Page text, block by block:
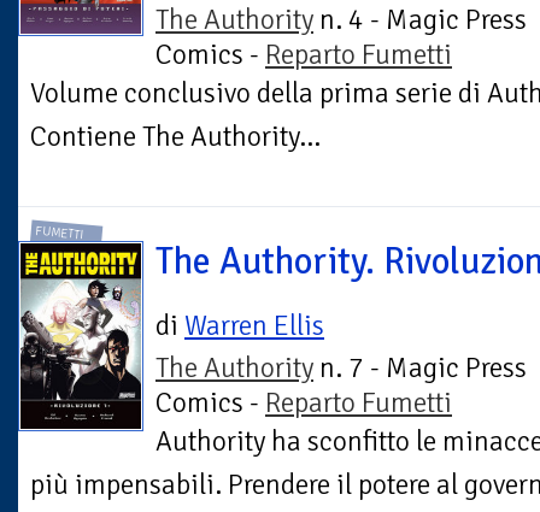
The Authority n. 4 - Magic Press
Comics - Reparto Fumetti
Volume conclusivo della prima serie di
Contiene The Authority...
FUMETTI
The Authority.
di Warren Ellis
The Authority n. 7 - Magic Press
Comics - Reparto Fumetti
Authority ha sconfitto le
più impensabili. Prendere il potere al